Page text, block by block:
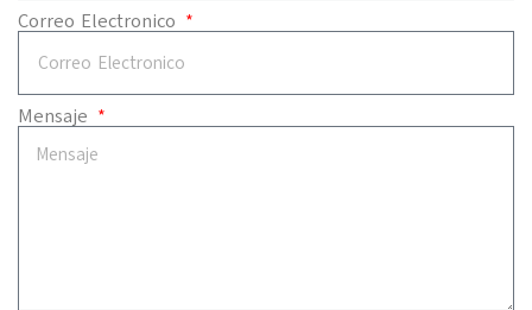
Correo Electronico
Mensaje